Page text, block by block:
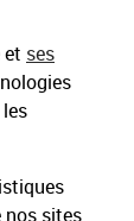
et ses
nos sites